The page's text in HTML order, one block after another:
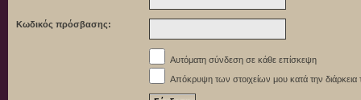
Κωδικός πρόσβασης:
Αυτόματη σύνδεση σε κάθε επίσκεψη
Απόκρυψη των στοιχείων μου κατά την διάρκεια